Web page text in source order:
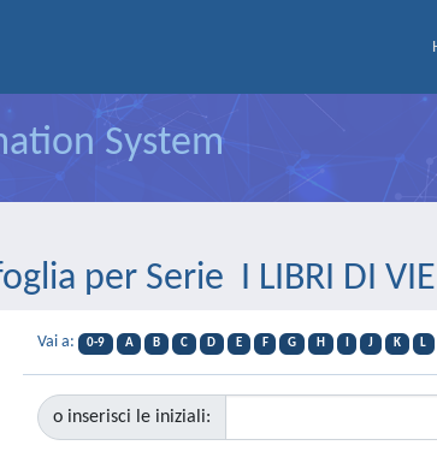
System
per Serie I LIBRI DI
Vai a: 0-9 A B C D E F G H J K L
o inserisci le iniziali: